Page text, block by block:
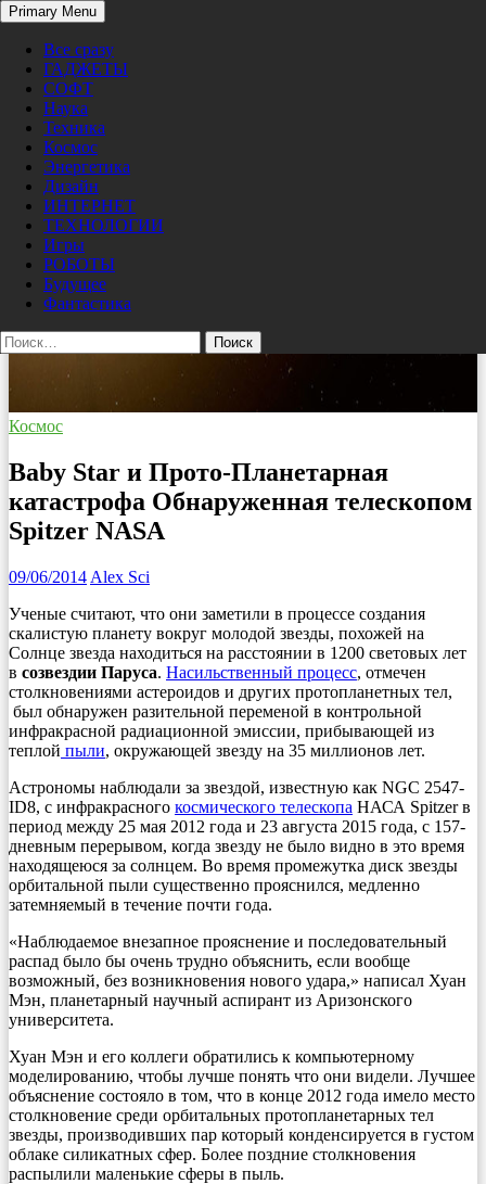
Skip
content
Pro/Hi-Tech
Search
Primary Menu
Все сразу
ГАДЖЕТЫ
СОФТ
Наука
Техника
Космос
Энергетика
Дизайн
ИНТЕРНЕТ
ТЕХНОЛОГИИ
Игры
РОБОТЫ
Будущее
Фантастика
Найти:
Космос
Baby Star и Прото-Планетарная
катастрофа Обнаруженная телескопом
Spitzer NASA
09/06/2014 Alex Sci
Ученые считают, что они заметили в процессе создания
скалистую планету вокруг молодой звезды, похожей на
Солнце звезда находиться на расстоянии в 1200 световых лет
в созвездии Паруса. Насильственный процесс, отмечен
столкновениями астероидов и других протопланетных тел,
был обнаружен разительной переменой в контрольной
инфракрасной радиационной эмиссии, прибывающей из
теплой пыли, окружающей звезду на 35 миллионов лет.
Астрономы наблюдали за звездой, известную как NGC 2547-
ID8, с инфракрасного космического телескопа НАСА Spitzer в
период между 25 мая 2012 года и 23 августа 2015 года, с 157-
дневным перерывом, когда звезду не было видно в это время
находящеюся за солнцем. Во время промежутка диск звезды
орбитальной пыли существенно прояснился, медленно
затемняемый в течение почти года.
«Наблюдаемое внезапное прояснение и последовательный
распад было бы очень трудно объяснить, если вообще
возможный, без возникновения нового удара,» написал Хуан
Мэн, планетарный научный аспирант из Аризонского
университета.
Хуан Мэн и его коллеги обратились к компьютерному
моделированию, чтобы лучше понять что они видели. Лучшее
объяснение состояло в том, что в конце 2012 года имело место
столкновение среди орбитальных протопланетарных тел
звезды, производивших пар который конденсируется в густом
облаке силикатных сфер. Более поздние столкновения
распылили маленькие сферы в пыль.